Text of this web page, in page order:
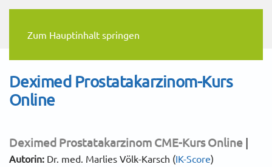
Zum Hauptinhalt springen
Deximed Prostatakarzinom-Kurs
Online
Deximed Prostatakarzinom CME-Kurs Online |
Autorin: Dr. med. Marlies Völk-Karsch (IK-Score)